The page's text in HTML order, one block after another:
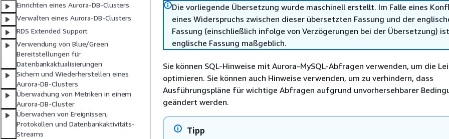
Einrichten eines Aurora-DB-Clusters
Verwalten eines Aurora-DB-Clusters
RDS Extended Support
Verwendung von Blue/Green
Bereitstellungen für
Datenbankaktualisierungen
Sichern und Wiederherstellen eines
Aurora-DB-Clusters
Überwachung von Metriken in einem
Aurora-DB-Cluster
Überwachen von Ereignissen,
Protokollen und Datenbankaktivitäts-
Streams
Die vorliegende Übersetzung wurde maschinell erstellt. Im Falle eines
eines Widerspruchs zwischen dieser übersetzten Fassung und der
Fassung (einschließlich infolge von Verzögerungen bei der Übersetzung)
englische Fassung maßgeblich.
Sie können SQL-Hinweise mit Aurora-MySQL-Abfragen verwenden, um die
optimieren. Sie können auch Hinweise verwenden, um zu verhindern, dass
Ausführungspläne für wichtige Abfragen aufgrund unvorhersehbarer
geändert werden.
Tipp